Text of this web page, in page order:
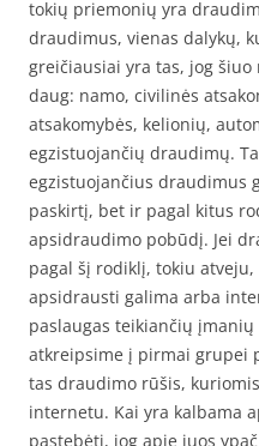
tokių priemonių yra
draudimus, vienas dalykų,
greičiausiai yra tas, jog
daug: namo, civilinės
atsakomybės, kelionių,
egzistuojančių draudimų.
egzistuojančius draudimus
paskirtį, bet ir pagal kitus
apsidraudimo pobūdį. Jei
pagal šį rodiklį, tokiu
apsidrausti galima arba
paslaugas teikiančių
atkreipsime į pirmai grupei
tas draudimo rūšis,
internetu. Kai yra kalbama
pastebėti, jog apie juos